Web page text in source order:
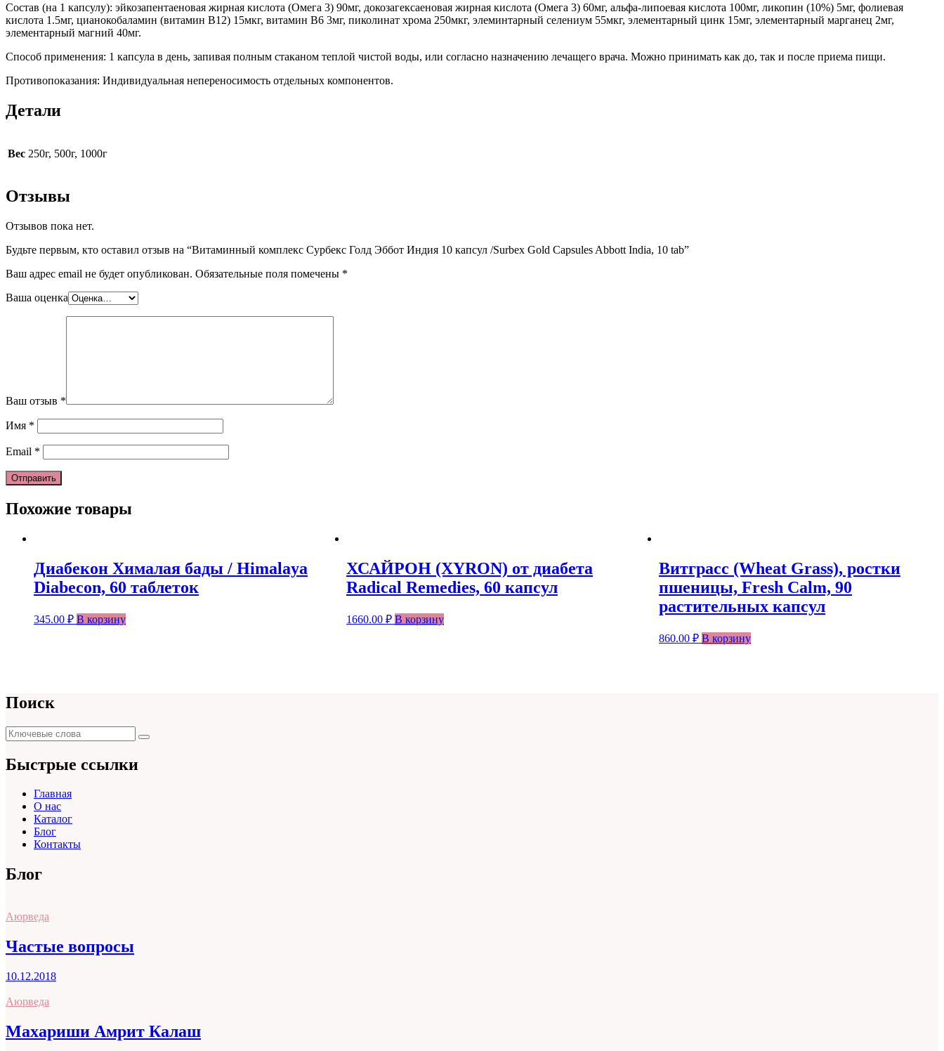
Состав (на 1 капсулу): эйкозапентаеновая жирная кислота (Омега 3) 90мг, докозагексаеновая жирная кислота (Омега 3) 60мг, альфа-липоевая кислота 100мг, ликопин (10%) 5мг, фолиевая
кислота 1.5мг, цианокобаламин (витамин В12) 15мкг, витамин В6 3мг, пиколинат хрома 250мкг, элеминтарный селениум 55мкг, элементарный цинк 15мг, элементарный марганец 2мг,
элементарный магний 40мг.
Способ применения: 1 капсула в день, запивая полным стаканом теплой чистой воды, или согласно назначению лечащего врача. Можно принимать как до, так и после приема пищи.
Противопоказания: Индивидуальная непереносимость отдельных компонентов.
Детали
Вес 250г, 500г, 1000г
Отзывы
Отзывов пока нет.
Будьте первым, кто оставил отзыв на “Витаминный комплекс Сурбекс Голд Эббот Индия 10 капсул /Surbex Gold Capsules Abbott India, 10 tab”
Ваш адрес email не будет опубликован. Обязательные поля помечены *
Ваша оценка
Ваш отзыв *
Имя *
Email *
Похожие товары
Диабекон Хималая бады / Himalaya
Diabecon, 60 таблеток
345.00 ₽ В корзину
ХСАЙРОН (XYRON) от диабета
Radical Remedies, 60 капсул
1660.00 ₽ В корзину
Витграсс (Wheat Grass), ростки
пшеницы, Fresh Calm, 90
растительных капсул
860.00 ₽ В корзину
Поиск
Поиск
для:
Поиск
Быстрые ссылки
Главная
О нас
Каталог
Блог
Контакты
Блог
Аюрведа
Частые вопросы
10.12.2018
Аюрведа
Махариши Амрит Калаш